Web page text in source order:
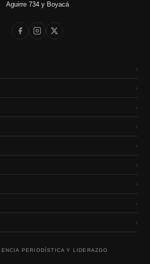
Aguirre 734 y Boyacá
›
›
›
›
›
›
›
›
›
PERIODÍSTICA Y LIDERAZGO